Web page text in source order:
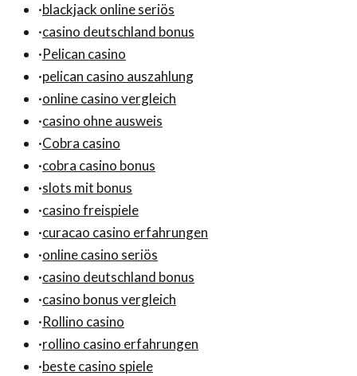
·blackjack online seriös
·casino deutschland bonus
·Pelican casino
·pelican casino auszahlung
·online casino vergleich
·casino ohne ausweis
·Cobra casino
·cobra casino bonus
·slots mit bonus
·casino freispiele
·curacao casino erfahrungen
·online casino seriös
·casino deutschland bonus
·casino bonus vergleich
·Rollino casino
·rollino casino erfahrungen
·beste casino spiele